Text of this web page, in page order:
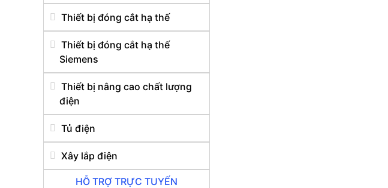
Thiết bị đóng cắt hạ thế
Thiết bị đóng cắt hạ thế
Siemens
Thiết bị nâng cao chất lượng
điện
Tủ điện
Xây lắp điện
HỖ TRỢ TRỰC TUYẾN